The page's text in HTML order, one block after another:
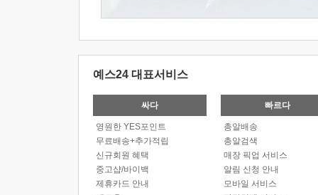
예스24 대표서비스
싸다
영원한 YES포인트
무료배송+추가적립
신규회원 혜택
중고샵/바이백
제휴카드 안내
빠르다
총알배송
총알검색
매장 픽업 서비스
알림 신청 안내
모바일 서비스